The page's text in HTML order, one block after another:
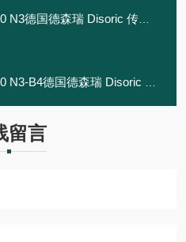
德国德森瑞 Disoric 传感器
B4德国德森瑞 Disoric 传感器
留言